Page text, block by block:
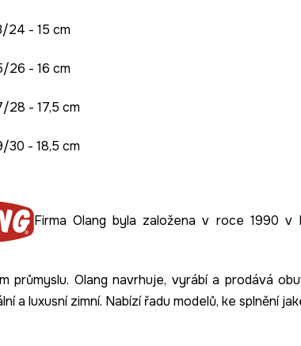
24 - 15 cm
26 - 16 cm
28 - 17,5 cm
30 - 18,5 cm
Firma Olang byla založena v roce 1990 v
průmyslu. Olang navrhuje, vyrábí a prodává
a luxusní zimní. Nabízí řadu modelů, ke splnění